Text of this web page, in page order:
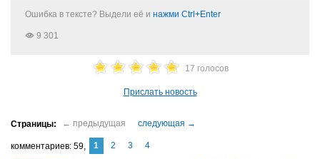
Ошибка в тексте? Выдели её и нажми Ctrl+Enter
9 301
17 голосов
Прислать новость
комментариев 59 1 2 3
4